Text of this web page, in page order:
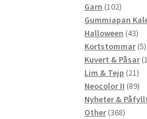
Garn 102102
Gummiapan
Halloween 4343
Kortstommar 55
Kuvert & Påsar
Lim & Tejp 2121
Neocolor II 8989
Nyheter &
Other 368368